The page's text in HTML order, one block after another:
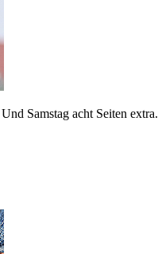
Samstag acht Seiten extra.